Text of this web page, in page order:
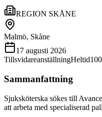
REGION SKÅNE
Malmö, Skåne
17 augusti 2026
TillsvidareanställningHeltid
Sammanfattning
Sjuksköterska sökes till
att arbeta med specialiserad